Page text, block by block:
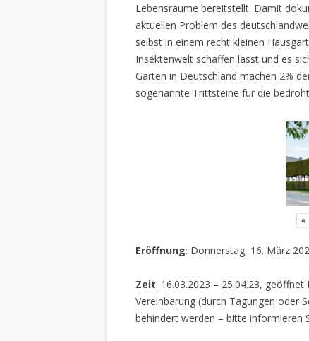
Lebensräume bereitstellt. Damit
aktuellen Problem des
selbst in einem recht kleinen
Insektenwelt schaffen lässt und es
Gärten in Deutschland machen 2%
sogenannte Trittsteine für die
«
Eröffnung: Donnerstag, 16. März
Zeit: 16.03.2023 – 25.04.23,
Vereinbarung (durch Tagungen oder
behindert werden – bitte informieren